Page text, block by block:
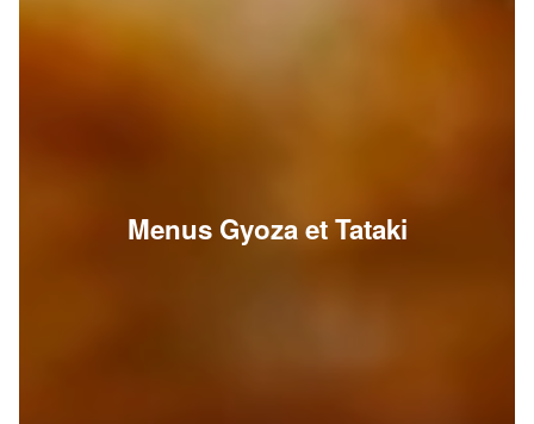
Menus Gyoza et Tataki